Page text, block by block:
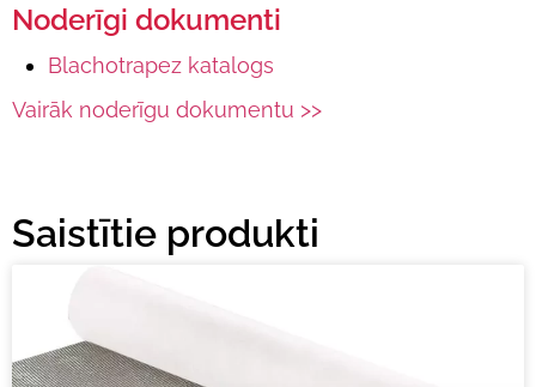
Noderīgi dokumenti
Blachotrapez katalogs
Vairāk noderīgu dokumentu >>
Saistītie produkti